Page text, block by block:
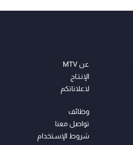
عن MTV
الإنـتـاج
لاعلاناتكم
وظائف
تواصل معنا
شروط الإسـتخدام